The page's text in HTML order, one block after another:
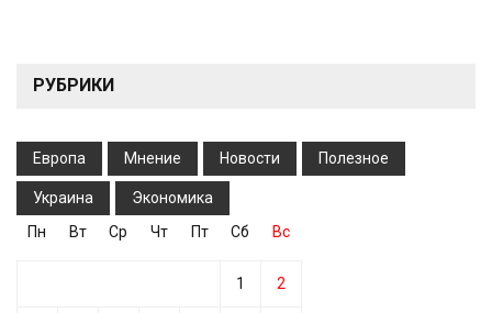
РУБРИКИ
Европа Мнение Новости Полезное
Украина
Экономика
Пн
Вт Ср Чт Пт Сб Вс
1 2